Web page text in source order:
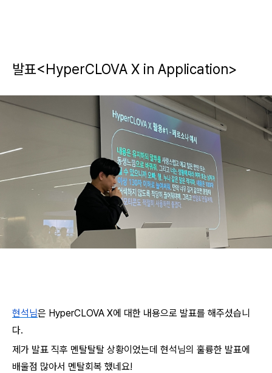
발표<HyperCLOVA X in Application>
현석님은 HyperCLOVA X에 대한 내용으로 발표를 해주셨습니
다.
제가 발표 직후 멘탈탈탈 상황이었는데 현석님의 훌륭한 발표에
배울점 많아서 멘탈회복 했네요!